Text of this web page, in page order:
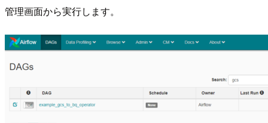
管理画面から実行します。